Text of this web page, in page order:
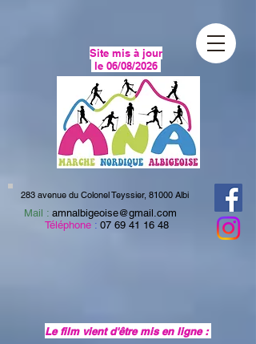
283 avenue du Colonel Teyssier, 81000 Albi
Mail : amnalbigeoise@gmail.com
Téléphone: 07 69 41 16 48
Site mis à jour
le 06/08/2026
Le film vient d'être mis en ligne :